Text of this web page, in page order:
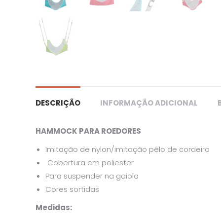
DESCRIÇÃO INFORMAÇÃO ADICIONAL
HAMMOCK PARA ROEDORES
Imitação de nylon/imitação pêlo de cordeiro
Cobertura em poliester
Para suspender na gaiola
Cores sortidas
Medidas: